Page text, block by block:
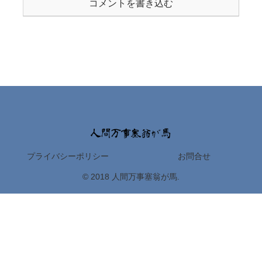
コメントを書き込む
プライバシーポリシー お問合せ
© 2018 人間万事塞翁が馬.